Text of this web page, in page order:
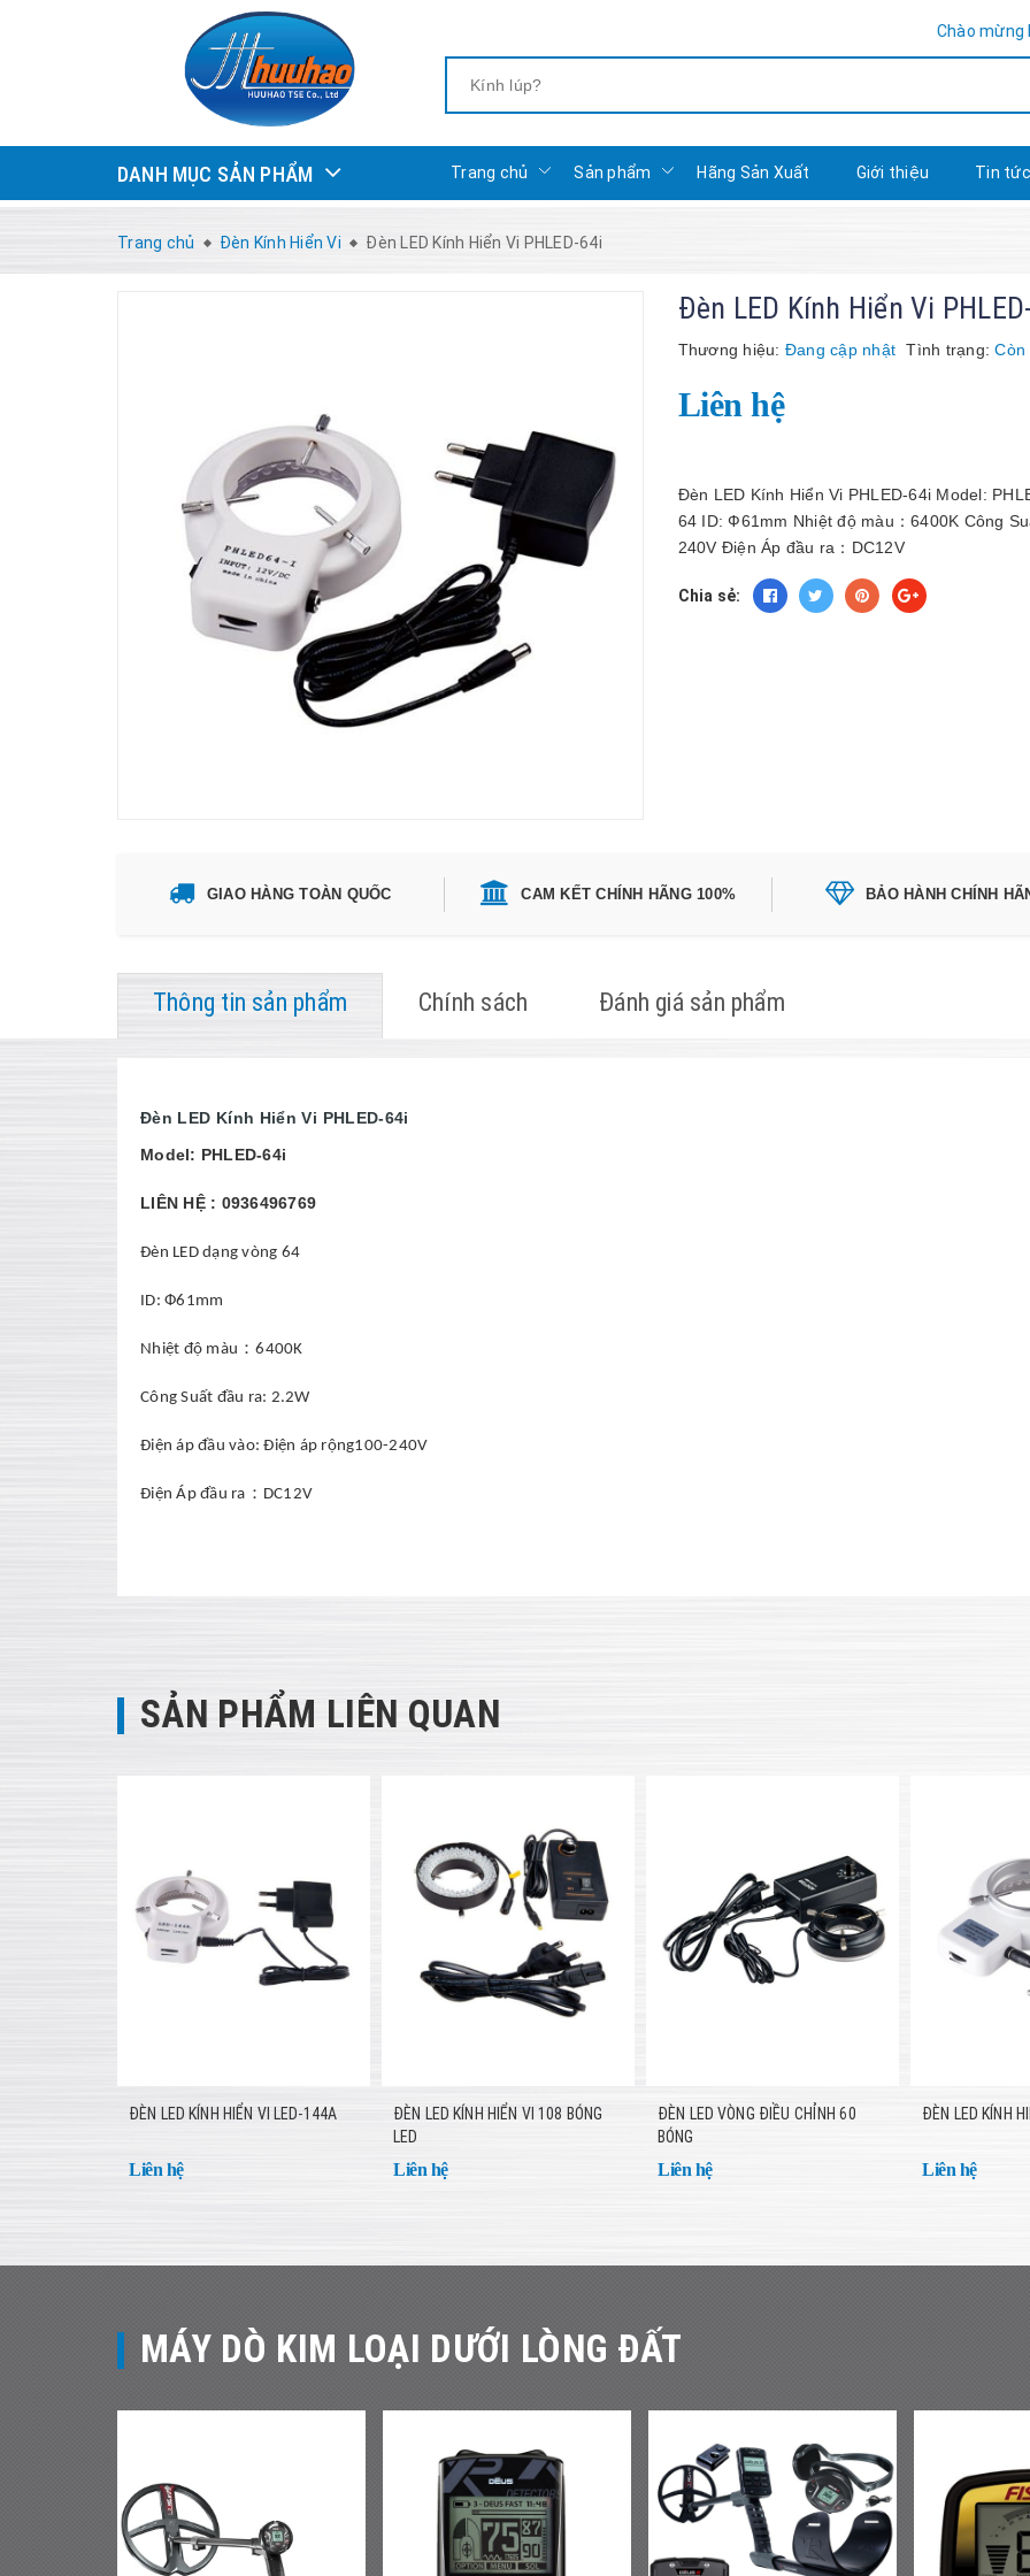
Chào mừng bạn
DANH MỤC SẢN PHẨM Trang chủ Sản phẩm Hãng Sản Xuất Giới thiệu Tin tức
Trang chủ Đèn Kính Hiển Vi Đèn LED Kính Hiển Vi PHLED-64i
Đèn LED Kính Hiển Vi
Thương hiệu: Đang cập nhật Tình trạng:Còn
Liên hệ
Đèn LED Kính Hiển Vi PHLED-64i Model:
64 ID: Ф61mm Nhiệt độ màu：6400K Công
240V Điện Áp đầu ra：DC12V
Chia sẻ:
GIAO HÀNG TOÀN QUỐC CAM KẾT CHÍNH HÃNG 100% BẢO HÀNH CHÍNH
Thông tin sản phẩm Chính sách Đánh giá sản phẩm
Đèn LED Kính Hiển Vi PHLED-64i
Model: PHLED-64i
LIÊN HỆ : 0936496769
Đèn LED dạng vòng 64
ID: Ф61mm
Nhiệt độ màu ：6400K
Công Suất đầu ra: 2.2W
Điện áp đầu vào: Điện áp rộng100-240V
Điện Áp đầu ra ： DC12V
SẢN PHẨM LIÊN QUAN
ĐÈN LED KÍNH HIỂN VI LED-144A
Liên hệ
ĐÈN LED KÍNH HIỂN VI 108 BÓNG
LED
Liên hệ
ĐÈN LED VÒNG ĐIỀU CHỈNH 60
BÓNG
Liên hệ
ĐÈN LED KÍNH
Liên hệ
MÁY DÒ KIM LOẠI DƯỚI LÒNG ĐẤT